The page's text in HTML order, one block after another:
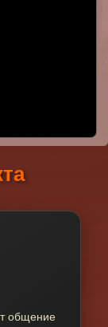
общение